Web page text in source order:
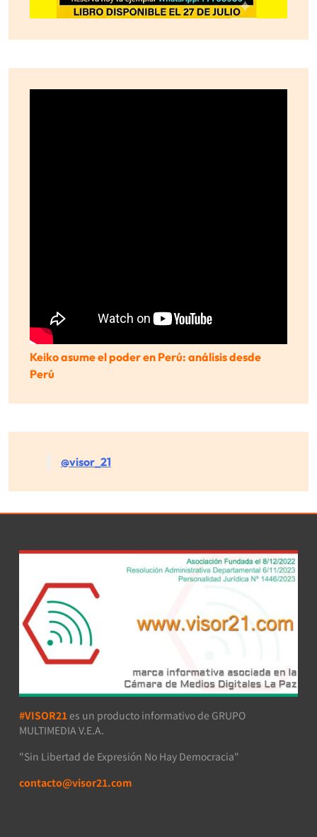
Keiko asume el poder en Perú: análisis desde
Perú
@visor_21
#VISOR21 es un producto informativo de GRUPO
MULTIMEDIA V.E.A.
"Sin Libertad de Expresión No Hay Democracia"
contacto@visor21.com